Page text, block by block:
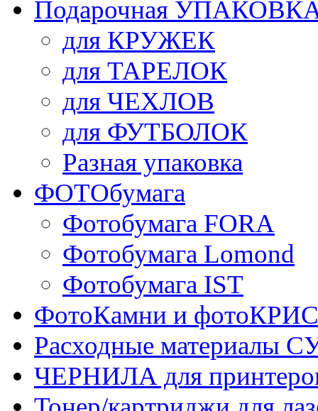
Подарочная
для КРУЖЕК
для ТАРЕЛОК
для ЧЕХЛОВ
для ФУТБОЛОК
Разная упаковка
ФОТОбумага
Фотобумага FORA
Фотобумага Lomond
Фотобумага IST
ФотоКамни и
Расходные
ЧЕРНИЛА для